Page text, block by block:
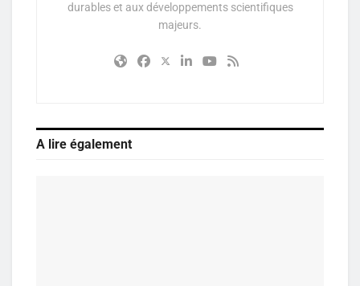
durables et aux développements scientifiques
majeurs.
A lire également